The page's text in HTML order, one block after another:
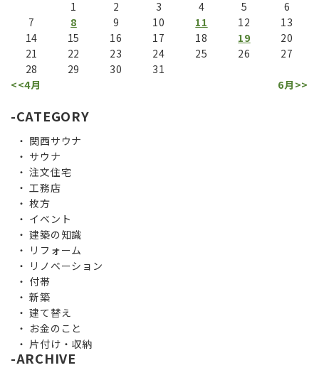
1
2 3 4 5
6
7
8 9 10 11 12
13
14
15 16 17 18 19
20
21
22 23 24 25 26
27
28
29 30
31
<<4月
6月>>
CATEGORY
関西サウナ
サウナ
注文住宅
工務店
枚方
イベント
建築の知識
リフォーム
リノベーション
付帯
新築
建て替え
お金のこと
片付け・収納
ARCHIVE